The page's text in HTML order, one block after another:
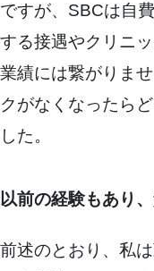
ですが、SBCは自
する接遇やクリニ
業績には繋がりま
クがなくなったら
した。
以前の経験もあり
前述のとおり、私